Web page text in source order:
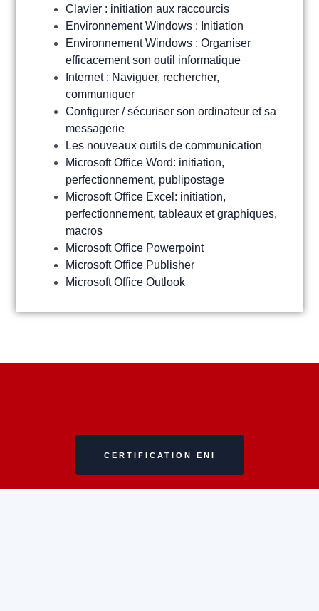
Clavier : initiation aux raccourcis
Environnement Windows : Initiation
Environnement Windows : Organiser
efficacement son outil informatique
Internet : Naviguer, rechercher,
communiquer
Configurer / sécuriser son ordinateur et sa
messagerie
Les nouveaux outils de communication
Microsoft Office Word: initiation,
perfectionnement, publipostage
Microsoft Office Excel: initiation,
perfectionnement, tableaux et graphiques,
macros
Microsoft Office Powerpoint
Microsoft Office Publisher
Microsoft Office Outlook
CERTIFICATION ENI